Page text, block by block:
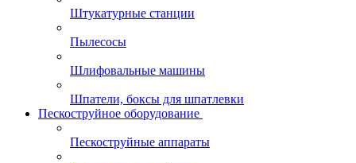
Штукатурные станции
Пылесосы
Шлифовальные машины
Шпатели, боксы для шпатлевки
Пескоструйное оборудование
Пескоструйные аппараты